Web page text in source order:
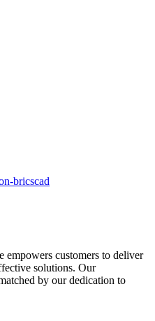
bricscad
customers to deliver
solutions. Our
by our dedication to